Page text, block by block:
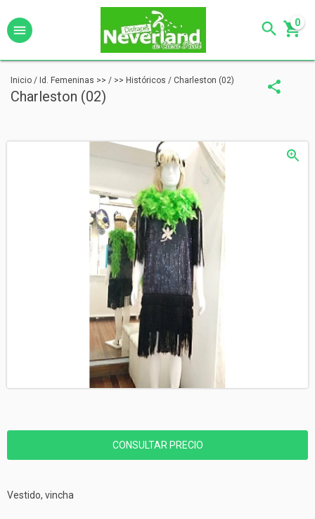
0
Inicio / Id. Femeninas >> / >> Históricos / Charleston (02)
Charleston (02)
Vestido, vincha